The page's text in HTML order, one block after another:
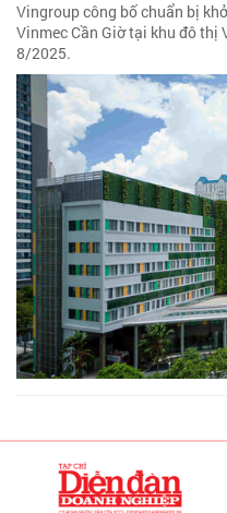
Vingroup công bố chuẩn bị
Vinmec Cần Giờ tại khu đô thị
8/2025.